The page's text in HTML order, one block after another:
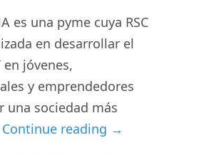
es una pyme cuya RSC
en desarrollar el
jóvenes,
y emprendedores
una sociedad más
Continue reading →